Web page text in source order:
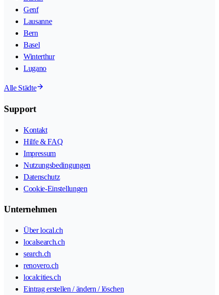
Genf
Lausanne
Bern
Basel
Winterthur
Lugano
Alle Städte
Support
Kontakt
Hilfe & FAQ
Impressum
Nutzungsbedingungen
Datenschutz
Cookie-Einstellungen
Unternehmen
Über local.ch
localsearch.ch
search.ch
renovero.ch
localcities.ch
Eintrag erstellen / ändern / löschen